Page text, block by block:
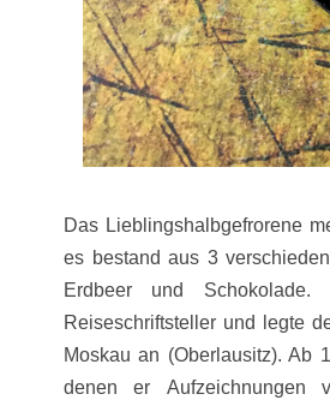
Das Lieblingshalbgefrorene
es bestand aus 3
Erdbeer und
Reiseschriftsteller und legte
Moskau an (Oberlausitz). Ab
denen er